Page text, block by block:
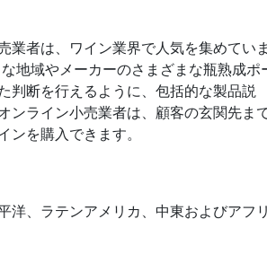
業者は、ワイン業界で人気を集めてい
地域やメーカーのさまざまな瓶熟成ポ
判断を行えるように、包括的な製品説
ンライン小売業者は、顧客の玄関先ま
を購入できます。
洋、ラテンアメリカ、中東およびアフ